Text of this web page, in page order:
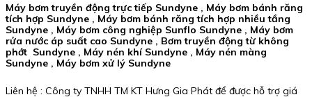
Máy bơm truyền động trực tiếp Sundyne , Máy bơm bánh răng
tích hợp Sundyne , Máy bơm bánh răng tích hợp nhiều tầng
Sundyne , Máy bơm công nghiệp Sunflo Sundyne , Máy bơm
rửa nước áp suất cao Sundyne , Bơm truyền động từ không
phớt Sundyne , Máy nén khí Sundyne , Máy nén màng
Sundyne , Máy bơm xử lý Sundyne
Liên hệ : Công ty TNHH TM KT Hưng Gia Phát để được hỗ trợ giá